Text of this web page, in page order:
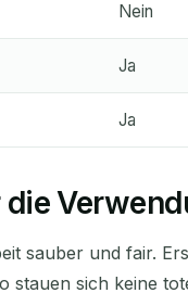
Nein
Ja
Ja
sauber und fair.
stauen sich keine